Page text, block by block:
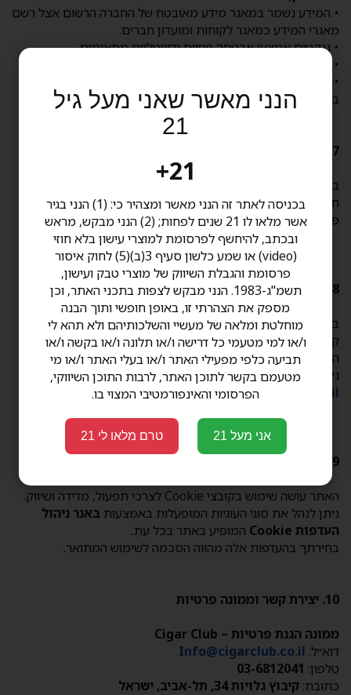
• המידע נשמר במאגר מידע מאובטח של החברה הרשום אצל רשם
מאגרי המידע כמאגר לקוחות ומועדון חברים.
• ננקטים אמצעי אבטחה פיזיים ודיגיטליים מתאימים.
• מתבצעות בקרות תקופתיות על הרשאות גישה ואמצעי זיהוי.
• המידע נשמר רק כל עוד הוא נדרש למטרות שנאסף או כנדרש
בדין.
7. זכויותיך כמשתמש
בהתאם לתיקון 13, באפשרותך לעיין במידע שנשמר עליך, לבקש
תיקון או מחיקה, ולהפסיק שימוש במידע למטרות שיווקיות.
פניות ניתן לשלוח לכתובת:Info@cigarclub.co.il
8. מועדון לקוחות ודיוור שיווקי
בהצטרפות למועדון או בהשארת פרטים באתר, המשתמש מאשר
קבלת מסרים שיווקיים בהתאם לחוק התקשורת (סעיף 30א).
הדיוור עשוי להישלח בדוא״ל, SMS או טלגרם.
ניתן לבטל הסכמה בכל עת באמצעות קישור הסרה או בפנייה ל-
Info@cigarclub.co.il
.
9. שימוש בקובצי Cookie וטכנולוגיות מעקב
האתר עושה שימוש בקובצי Cookie לצרכי תפעול, מדידה ושיווק.
ניתן לנהל את סוגי העוגיות המופעלות באמצעות באנר ניהול
העדפות Cookie
המופיע באתר בכל עת.
בחירתך בהעדפות אלה מהווה הסכמה לשימוש המתואר.
10. יצירת קשר וממונה פרטיות
ממונה הגנת פרטיות – Cigar Club
דוא״ל: Info@cigarclub.co.il
טלפון: 03-6812041
כתובת: קיבוץ גלויות 34, תל-אביב, ישראל
הנני מאשר שאני מעל גיל
21
21+
בכניסה לאתר זה הנני מאשר ומצהיר כי: (1) הנני בגיר
אשר מלאו לו 21 שנים לפחות; (2) הנני מבקש, מראש
ובכתב, להיחשף לפרסומת למוצרי עישון בלא חוזי
(video) או שמע כלשון סעיף 3(ב)(5) לחוק איסור
פרסומת והגבלת השיווק של מוצרי טבק ועישון,
תשמ"ג-1983. הנני מבקש לצפות בתכני האתר, וכן
מספק את הצהרתי זו, באופן חופשי ותוך הבנה
מוחלטת ומלאה של מעשיי והשלכותיהם ולא תהא לי
ו/או למי מטעמי כל דרישה ו/או תלונה ו/או בקשה ו/או
תביעה כלפי מפעילי האתר ו/או בעלי האתר ו/או מי
מטעמם בקשר לתוכן האתר, לרבות התוכן השיווקי,
הפרסומי והאינפורמטיבי המצוי בו.
אני מעל 21 טרם מלאו לי 21